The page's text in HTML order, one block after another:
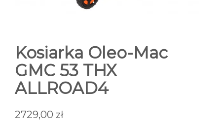
Kosiarka Oleo-Mac
GMC 53 THX
ALLROAD4
2729,00 zł